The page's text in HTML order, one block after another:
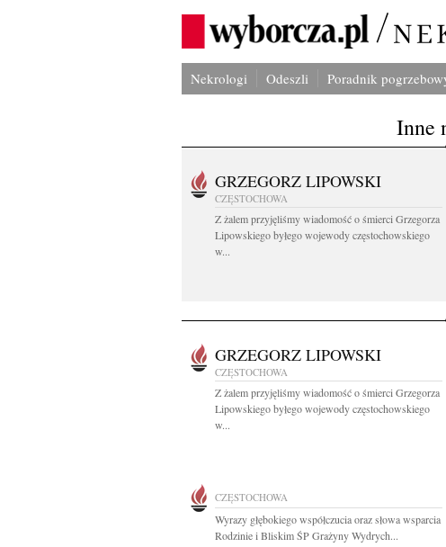
Nekrologi Odeszli Poradnik
Inne
GRZEGORZ LIPOWSKI
CZĘSTOCHOWA
Z żalem przyjęliśmy wiadomość o śmierci Grzegorza
Lipowskiego byłego wojewody częstochowskiego
w...
GRZEGORZ LIPOWSKI
CZĘSTOCHOWA
Z żalem przyjęliśmy wiadomość o śmierci Grzegorza
Lipowskiego byłego wojewody częstochowskiego
w...
CZĘSTOCHOWA
Wyrazy głębokiego współczucia oraz słowa wsparcia
Rodzinie i Bliskim ŚP Grażyny Wydrych...